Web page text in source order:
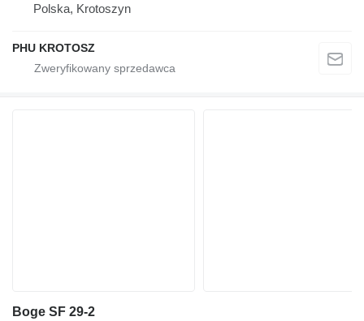
Polska, Krotoszyn
PHU KROTOSZ
Boge SF 29-2